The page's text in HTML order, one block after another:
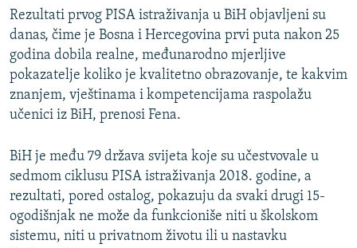
TV LIBERTY
POST SCRIPTUM
TRI DECENIJE OD RATA U BIH
SVE KARTE DEJTONA
NASTANAK I RASPAD JUGOSLAVIJE
Sve RFE/RL stranice
Rezultati prvog PISA istraživanja u BiH objavljeni su
danas, čime je Bosna i Hercegovina prvi puta nakon 25
godina dobila realne, međunarodno mjerljive
pokazatelje koliko je kvalitetno obrazovanje, te kakvim
znanjem, vještinama i kompetencijama raspolažu
učenici iz BiH, prenosi Fena.
BiH je među 79 država svijeta koje su učestvovale u
sedmom ciklusu PISA istraživanja 2018. godine, a
rezultati, pored ostalog, pokazuju da svaki drugi 15-
ogodišnjak ne može da funkcioniše niti u školskom
sistemu, niti u privatnom životu ili u nastavku